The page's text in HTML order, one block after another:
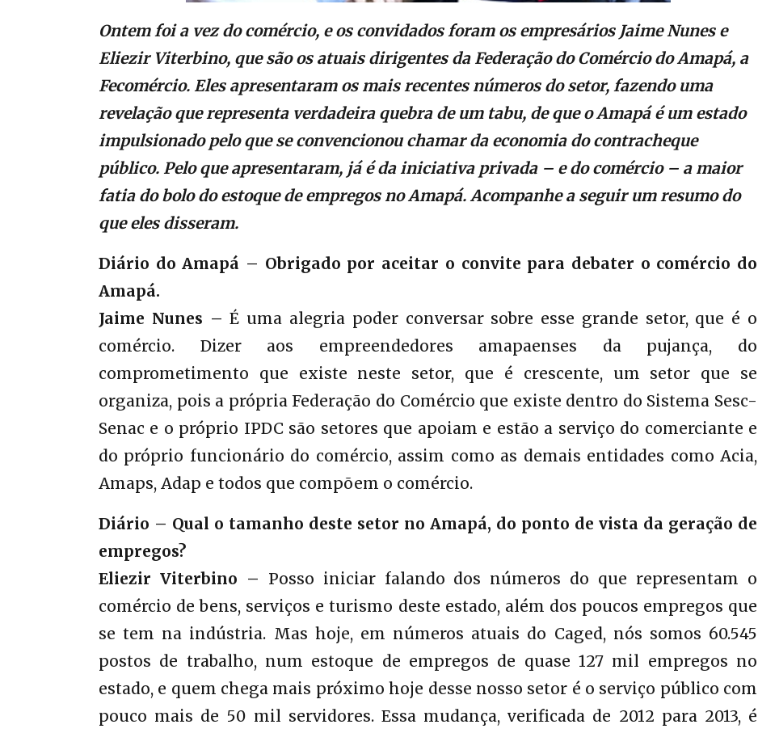
Ontem foi a vez do comércio, e os convidados foram os empresários Jaime Nunes e
Eliezir Viterbino, que são os atuais dirigentes da Federação do Comércio do Amapá, a
Fecomércio. Eles apresentaram os mais recentes números do setor, fazendo uma
revelação que representa verdadeira quebra de um tabu, de que o Amapá é um estado
impulsionado pelo que se convencionou chamar da economia do contracheque
público. Pelo que apresentaram, já é da iniciativa privada – e do comércio – a maior
fatia do bolo do estoque de empregos no Amapá. Acompanhe a seguir um resumo do
que eles disseram.
Diário do Amapá – Obrigado por aceitar o convite para debater o comércio do
Amapá.
Jaime Nunes – É uma alegria poder conversar sobre esse grande setor, que é o
comércio. Dizer aos empreendedores amapaenses da pujança, do
comprometimento que existe neste setor, que é crescente, um setor que se
organiza, pois a própria Federação do Comércio que existe dentro do Sistema Sesc-
Senac e o próprio IPDC são setores que apoiam e estão a serviço do comerciante e
do próprio funcionário do comércio, assim como as demais entidades como Acia,
Amaps, Adap e todos que compõem o comércio.
Diário – Qual o tamanho deste setor no Amapá, do ponto de vista da geração de
empregos?
Eliezir Viterbino – Posso iniciar falando dos números do que representam o
comércio de bens, serviços e turismo deste estado, além dos poucos empregos que
se tem na indústria. Mas hoje, em números atuais do Caged, nós somos 60.545
postos de trabalho, num estoque de empregos de quase 127 mil empregos no
estado, e quem chega mais próximo hoje desse nosso setor é o serviço público com
pouco mais de 50 mil servidores. Essa mudança, verificada de 2012 para 2013, é